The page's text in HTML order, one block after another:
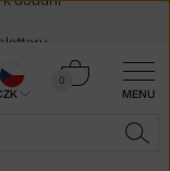
MENU
0
Košík